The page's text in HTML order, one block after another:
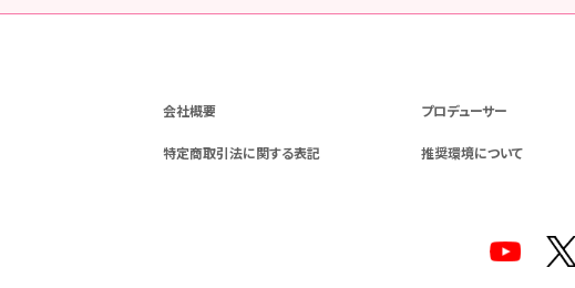
会社概要 プロデューサー
特定商取引法に関する表記 推奨環境について